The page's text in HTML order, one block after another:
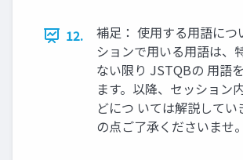
12.
補足： 使用する用語につ
ションで用いる用語は、
ない限り JSTQBの 用語
ます。以降、セッション
どにつ いては解説してい
の点ご了承くださいませ